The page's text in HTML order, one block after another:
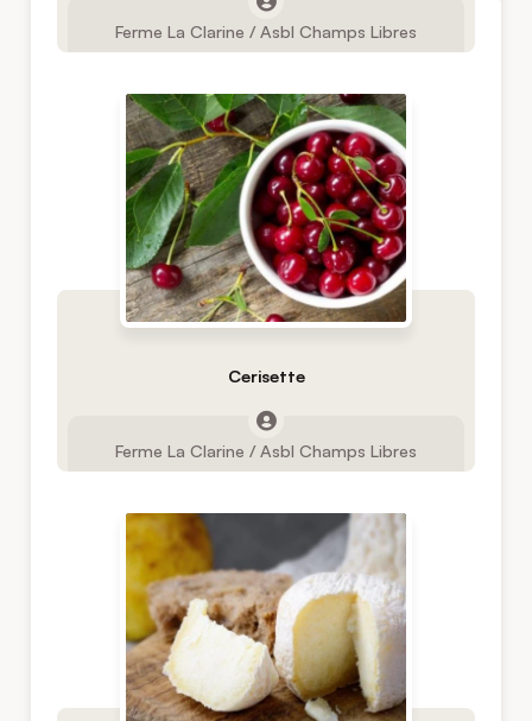
Ferme La Clarine / Asbl Champs Libres
Cerisette
Ferme La Clarine / Asbl Champs Libres